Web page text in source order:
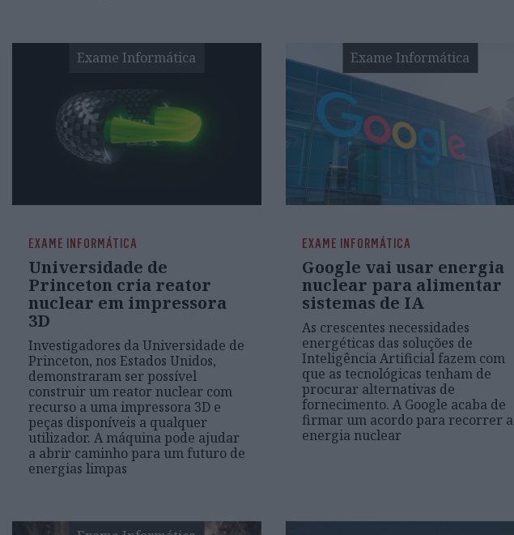
Exame Informática
EXAME INFORMÁTICA
Universidade de
Princeton cria reator
nuclear em impressora
3D
Investigadores da Universidade de
Princeton, nos Estados Unidos,
demonstraram ser possível
construir um reator nuclear com
recurso a uma impressora 3D e
peças disponíveis a qualquer
utilizador. A máquina pode ajudar
a abrir caminho para um futuro de
energias limpas
Exame Informática
EXAME INFORMÁTICA
Google vai usar energia
nuclear para alimentar
sistemas de IA
As crescentes necessidades
energéticas das soluções de
Inteligência Artificial fazem com
que as tecnológicas tenham de
procurar alternativas de
fornecimento. A Google acaba de
firmar um acordo para recorrer a
energia nuclear